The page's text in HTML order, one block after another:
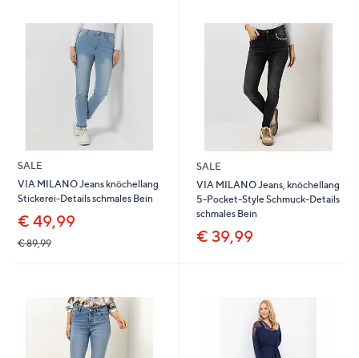
SALE
VIA MILANO Jeans knöchellang
Stickerei-Details schmales Bein
€ 49,99
€ 89,99
SALE
VIA MILANO Jeans, knöchellang
5-Pocket-Style Schmuck-Details
schmales Bein
€ 39,99